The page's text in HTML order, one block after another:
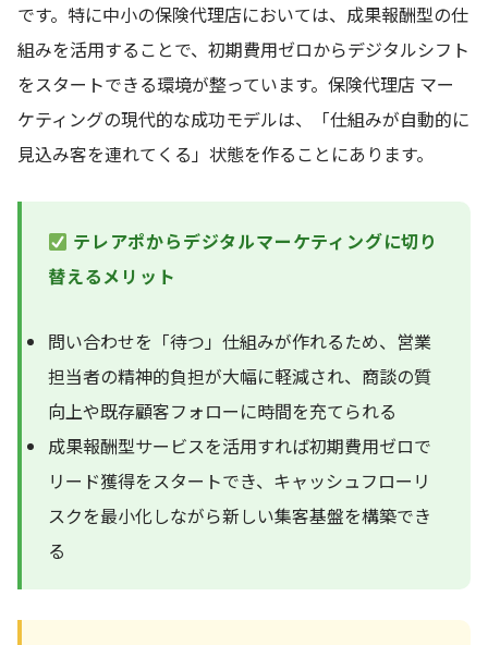
です。特に中小の保険代理店においては、成果報酬型の仕
組みを活用することで、初期費用ゼロからデジタルシフト
をスタートできる環境が整っています。保険代理店 マー
ケティングの現代的な成功モデルは、「仕組みが自動的に
見込み客を連れてくる」状態を作ることにあります。
テレアポからデジタルマーケティングに切り
替えるメリット
問い合わせを「待つ」仕組みが作れるため、営業
担当者の精神的負担が大幅に軽減され、商談の質
向上や既存顧客フォローに時間を充てられる
成果報酬型サービスを活用すれば初期費用ゼロで
リード獲得をスタートでき、キャッシュフローリ
スクを最小化しながら新しい集客基盤を構築でき
る